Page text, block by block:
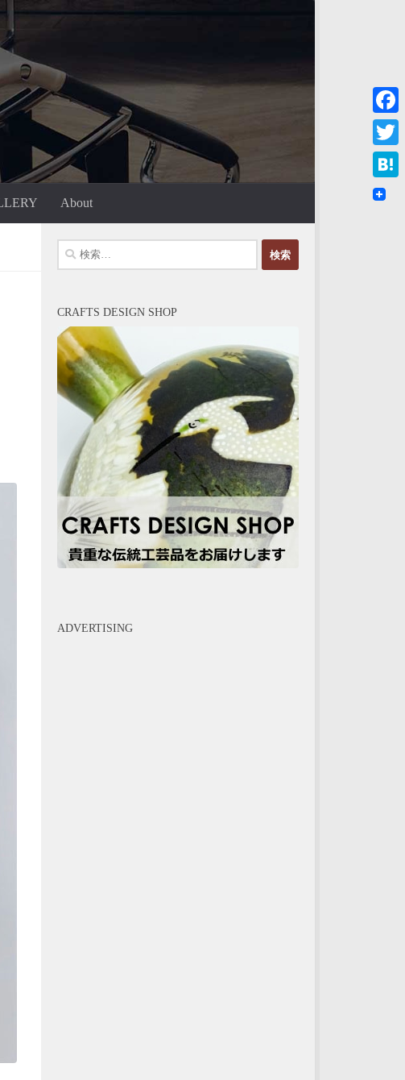
About
検
索:
CRAFTS DESIGN SHOP
ADVERTISING